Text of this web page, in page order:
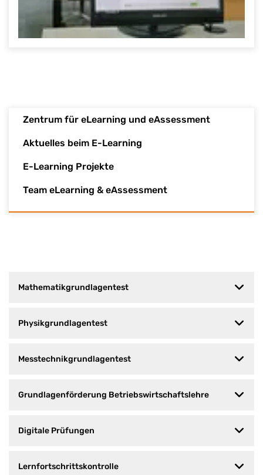
Zentrum für eLearning und eAssessment
Aktuelles beim E-Learning
E-Learning Projekte
Team eLearning & eAssessment
Mathematikgrundlagentest
Physikgrundlagentest
Messtechnikgrundlagentest
Grundlagenförderung Betriebswirtschaftslehre
Digitale Prüfungen
Lernfortschrittskontrolle